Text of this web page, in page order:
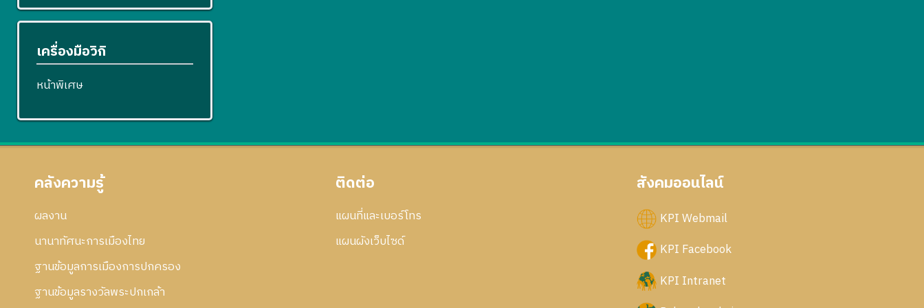
เครื่องมือวิกิ
หน้าพิเศษ
คลังความรู้
ผลงาน
นานาทัศนะการเมืองไทย
ฐานข้อมูลการเมืองการปกครอง
ฐานข้อมูลรางวัลพระปกเกล้า
ติดต่อ
แผนที่และเบอร์โทร
แผนผังเว็บไซด์
สังคมออนไลน์
KPI Webmail
KPI Facebook
KPI Intranet